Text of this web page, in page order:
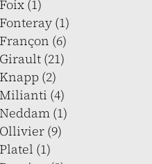
(1)
(1)
(6)
(21)
(2)
(4)
(1)
(9)
(1)